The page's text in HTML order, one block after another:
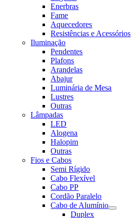
Enerbras
Fame
Aquecedores
Resistências e Acessórios
Iluminação
Pendentes
Plafons
Arandelas
Abajur
Luminária de Mesa
Lustres
Outras
Lâmpadas
LED
Alogena
Halopim
Outras
Fios e Cabos
Semi Rígido
Cabo Flexível
Cabo PP
Cordão Paralelo
Cabo de Alumínio
Duplex